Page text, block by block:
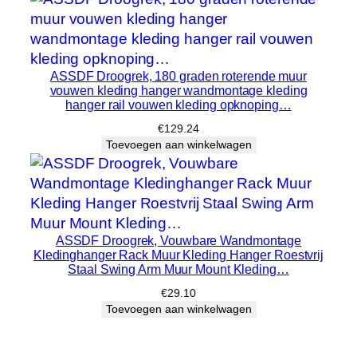
ASSDF Droogrek, 180 graden roterende muur
vouwen kleding hanger wandmontage kleding
hanger rail vouwen kleding opknoping…
€129.24
Toevoegen aan winkelwagen
ASSDF Droogrek, Vouwbare Wandmontage
Kledinghanger Rack Muur Kleding Hanger Roestvrij
Staal Swing Arm Muur Mount Kleding…
€29.10
Toevoegen aan winkelwagen